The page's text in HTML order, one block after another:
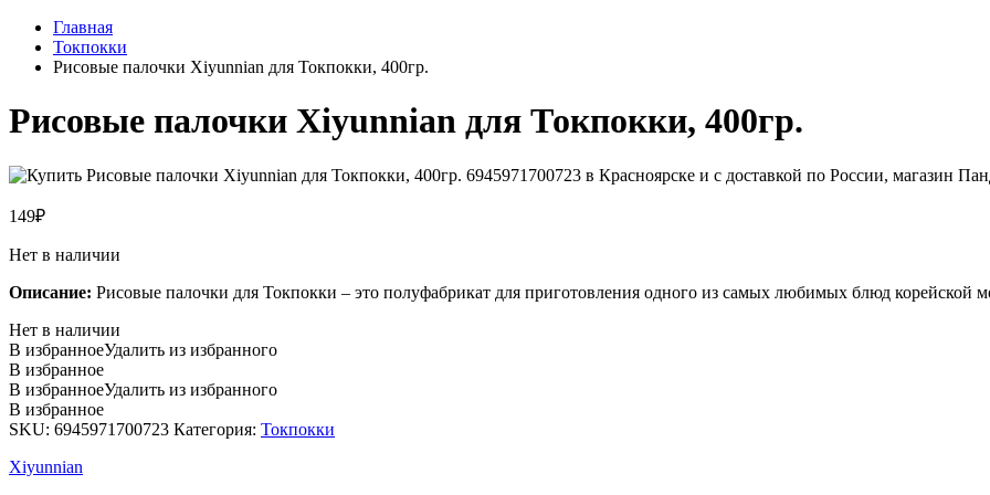
Главная
Токпокки
Рисовые палочки Xiyunnian для Токпокки, 400гр.
Рисовые палочки Xiyunnian для Токпокки, 400гр.
149₽
Нет в наличии
Описание: Рисовые палочки для Токпокки – это полуфабрикат для приготовления одного из самых любимых блюд корейской
Нет в наличии
В избранноеУдалить из избранного
В избранное
В избранноеУдалить из избранного
В избранное
SKU: 6945971700723 Категория: Токпокки
Xiyunnian